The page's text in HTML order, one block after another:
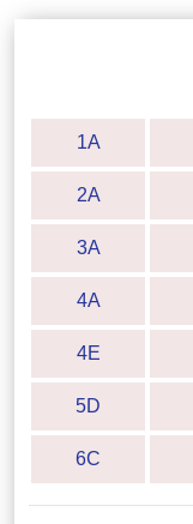
1A
2A
3A
4A
4E
5D
6C